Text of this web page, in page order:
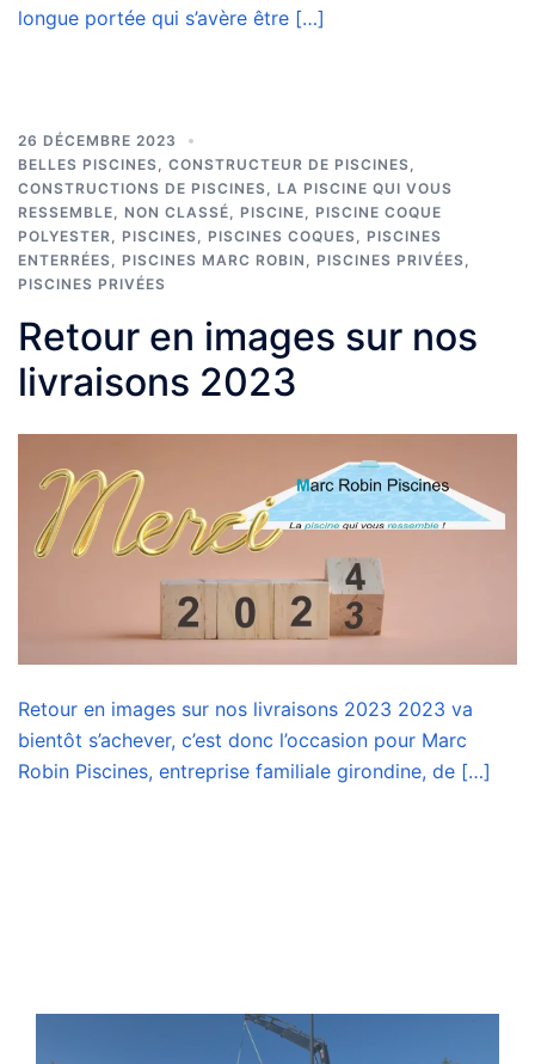
longue portée qui s’avère être […]
26 DÉCEMBRE 2023
BELLES PISCINES
CONSTRUCTEUR DE PISCINES
CONSTRUCTIONS DE PISCINES
LA PISCINE QUI VOUS
RESSEMBLE
NON CLASSÉ PISCINE
PISCINE COQUE
POLYESTER
PISCINES PISCINES COQUES
PISCINES
ENTERRÉES
PISCINES MARC ROBIN PISCINES PRIVÉES
PISCINES PRIVÉES
Retour en images sur nos
livraisons 2023
Retour en images sur nos livraisons 2023 2023 va
bientôt s’achever, c’est donc l’occasion pour Marc
Robin Piscines, entreprise familiale girondine, de […]